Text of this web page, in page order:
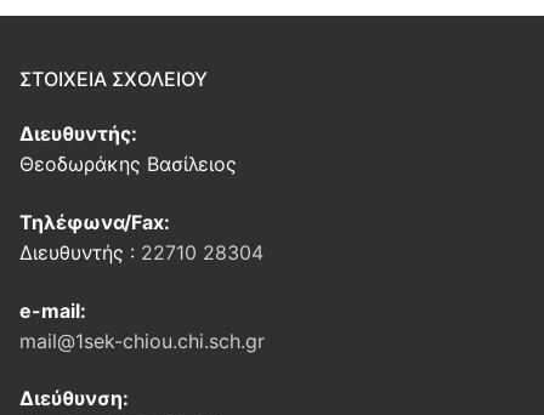
ΣΤΟΙΧΕΙΑ ΣΧΟΛΕΙΟΥ
Διευθυντής:
Θεοδωράκης Βασίλειος
Τηλέφωνα/Fax:
Διευθυντής : 22710 28304
e-mail:
mail@1sek-chiou.chi.sch.gr
Διεύθυνση: